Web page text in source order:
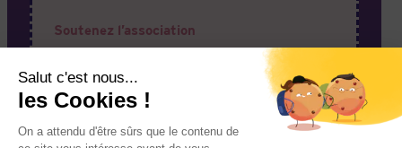
Soutenez l’association
Votre aide est précieuse pour permettre à l’association
de faire entendre vos voix !
J’adhère à l’association Je fais un don